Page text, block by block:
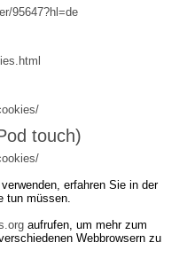
95647?hl=de
touch)
erfahren Sie in der
tun müssen.
aufrufen, um mehr zum
Webbrowsern zu